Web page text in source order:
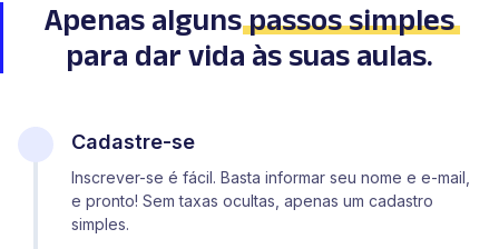
Apenas algunspassos simples
para dar vida às suas aulas.
Cadastre-se
Inscrever-se é fácil. Basta informar seu nome e e-mail,
e pronto! Sem taxas ocultas, apenas um cadastro
simples.